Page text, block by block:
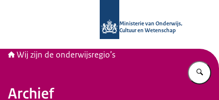
Ministerie van Onderwijs,
Cultuur en Wetenschap
Wij zijn de onderwijsregio’s
Archief